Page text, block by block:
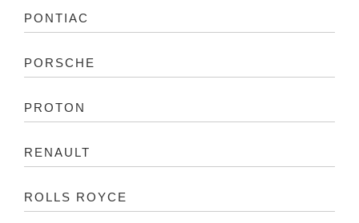
PONTIAC
PORSCHE
PROTON
RENAULT
ROLLS ROYCE